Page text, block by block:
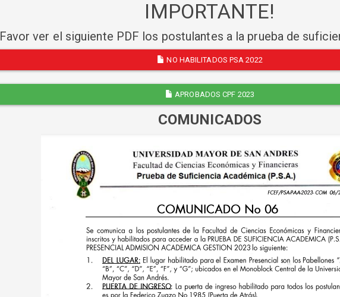
IMPORTANTE!
Favor ver el siguiente PDF los postulantes a la prueba de
NO HABILITADOS PSA 2022
APROBADOS CPF 2023
COMUNICADOS